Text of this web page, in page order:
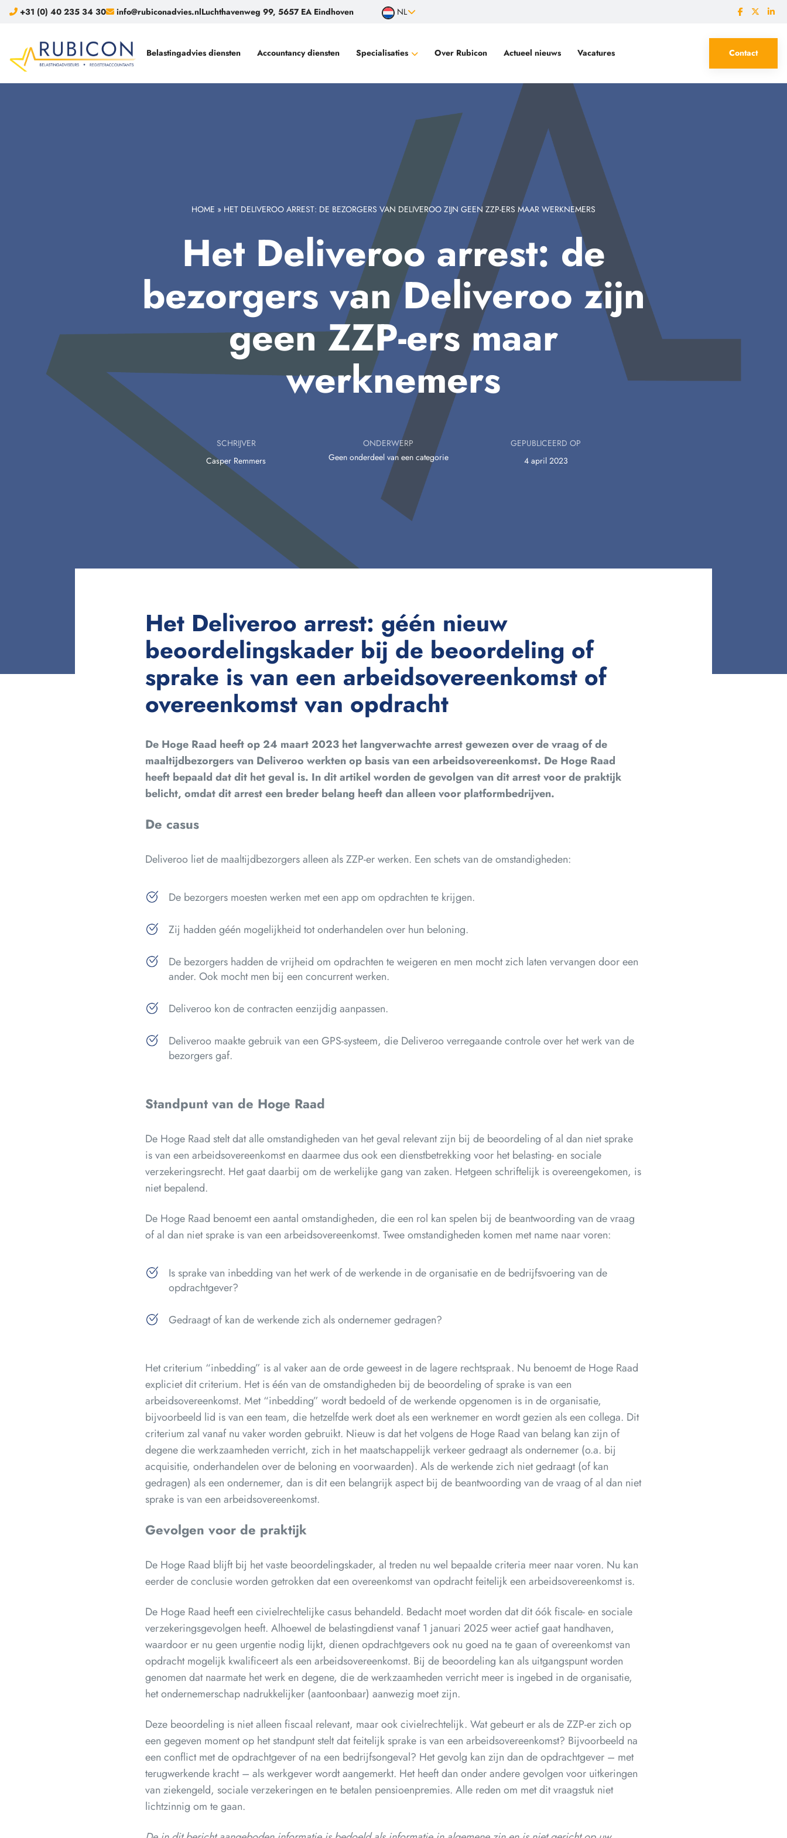
+31 (0) 40 235 34 30 info@rubiconadvies.nlLuchthavenweg 99, 5657 EA Eindhoven NL
Belastingadvies diensten Accountancy diensten Specialisaties
Vermogende particulieren
Familiebedrijven
Audits voor bewindvoerders
Controle financiële productieverantwoording Wmo en Jeugdwet
Wisselinstellingen en betaalinstellingen
Over Rubicon Actueel nieuws Vacatures Contact
HOME » HET DELIVEROO ARREST: DE BEZORGERS VAN DELIVEROO ZIJN GEEN ZZP-ERS MAAR WERKNEMERS
Het Deliveroo arrest: de
bezorgers van Deliveroo zijn
geen ZZP-ers maar
werknemers
SCHRIJVER
Casper Remmers
ONDERWERP
Geen onderdeel van een categorie
GEPUBLICEERD OP
4 april 2023
Het Deliveroo arrest: géén nieuw
beoordelingskader bij de beoordeling of
sprake is van een arbeidsovereenkomst of
overeenkomst van opdracht
De Hoge Raad heeft op 24 maart 2023 het langverwachte arrest gewezen over de vraag of de
maaltijdbezorgers van Deliveroo werkten op basis van een arbeidsovereenkomst. De Hoge Raad
heeft bepaald dat dit het geval is. In dit artikel worden de gevolgen van dit arrest voor de praktijk
belicht, omdat dit arrest een breder belang heeft dan alleen voor platformbedrijven.
De casus
Deliveroo liet de maaltijdbezorgers alleen als ZZP-er werken. Een schets van de omstandigheden:
De bezorgers moesten werken met een app om opdrachten te krijgen.
Zij hadden géén mogelijkheid tot onderhandelen over hun beloning.
De bezorgers hadden de vrijheid om opdrachten te weigeren en men mocht zich laten vervangen door een
ander. Ook mocht men bij een concurrent werken.
Deliveroo kon de contracten eenzijdig aanpassen.
Deliveroo maakte gebruik van een GPS-systeem, die Deliveroo verregaande controle over het werk van de
bezorgers gaf.
Standpunt van de Hoge Raad
De Hoge Raad stelt dat alle omstandigheden van het geval relevant zijn bij de beoordeling of al dan niet sprake
is van een arbeidsovereenkomst en daarmee dus ook een dienstbetrekking voor het belasting- en sociale
verzekeringsrecht. Het gaat daarbij om de werkelijke gang van zaken. Hetgeen schriftelijk is overeengekomen, is
niet bepalend.
De Hoge Raad benoemt een aantal omstandigheden, die een rol kan spelen bij de beantwoording van de vraag
of al dan niet sprake is van een arbeidsovereenkomst. Twee omstandigheden komen met name naar voren:
Is sprake van inbedding van het werk of de werkende in de organisatie en de bedrijfsvoering van de
opdrachtgever?
Gedraagt of kan de werkende zich als ondernemer gedragen?
Het criterium “inbedding” is al vaker aan de orde geweest in de lagere rechtspraak. Nu benoemt de Hoge Raad
expliciet dit criterium. Het is één van de omstandigheden bij de beoordeling of sprake is van een
arbeidsovereenkomst. Met “inbedding” wordt bedoeld of de werkende opgenomen is in de organisatie,
bijvoorbeeld lid is van een team, die hetzelfde werk doet als een werknemer en wordt gezien als een collega. Dit
criterium zal vanaf nu vaker worden gebruikt. Nieuw is dat het volgens de Hoge Raad van belang kan zijn of
degene die werkzaamheden verricht, zich in het maatschappelijk verkeer gedraagt als ondernemer (o.a. bij
acquisitie, onderhandelen over de beloning en voorwaarden). Als de werkende zich niet gedraagt (of kan
gedragen) als een ondernemer, dan is dit een belangrijk aspect bij de beantwoording van de vraag of al dan niet
sprake is van een arbeidsovereenkomst.
Gevolgen voor de praktijk
De Hoge Raad blijft bij het vaste beoordelingskader, al treden nu wel bepaalde criteria meer naar voren. Nu kan
eerder de conclusie worden getrokken dat een overeenkomst van opdracht feitelijk een arbeidsovereenkomst is.
De Hoge Raad heeft een civielrechtelijke casus behandeld. Bedacht moet worden dat dit óók fiscale- en sociale
verzekeringsgevolgen heeft. Alhoewel de belastingdienst vanaf 1 januari 2025 weer actief gaat handhaven,
waardoor er nu geen urgentie nodig lijkt, dienen opdrachtgevers ook nu goed na te gaan of overeenkomst van
opdracht mogelijk kwalificeert als een arbeidsovereenkomst. Bij de beoordeling kan als uitgangspunt worden
genomen dat naarmate het werk en degene, die de werkzaamheden verricht meer is ingebed in de organisatie,
het ondernemerschap nadrukkelijker (aantoonbaar) aanwezig moet zijn.
Deze beoordeling is niet alleen fiscaal relevant, maar ook civielrechtelijk. Wat gebeurt er als de ZZP-er zich op
een gegeven moment op het standpunt stelt dat feitelijk sprake is van een arbeidsovereenkomst? Bijvoorbeeld na
een conflict met de opdrachtgever of na een bedrijfsongeval? Het gevolg kan zijn dan de opdrachtgever – met
terugwerkende kracht – als werkgever wordt aangemerkt. Het heeft dan onder andere gevolgen voor uitkeringen
van ziekengeld, sociale verzekeringen en te betalen pensioenpremies. Alle reden om met dit vraagstuk niet
lichtzinnig om te gaan.